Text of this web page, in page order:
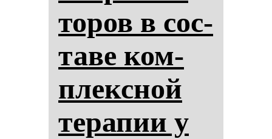
то­ров в сос­
та­ве ком­
плексной
те­ра­пии у